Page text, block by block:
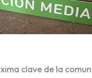
clave de la